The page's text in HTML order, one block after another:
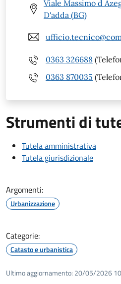
Viale Massimo d
D'adda (BG)
0363 326688
0363 870035
Strumenti di
Tutela amministrativa
Tutela giurisdizionale
Argomenti:
Urbanizzazione
Categorie:
Catasto e urbanistica
Ultimo aggiornamento: 20/05/2026